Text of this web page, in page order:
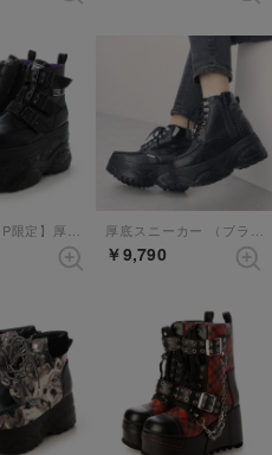
【直営SHOP限定】厚底スニーカー （ブラック） 厚底スニーカー （ブラック）
￥9,790